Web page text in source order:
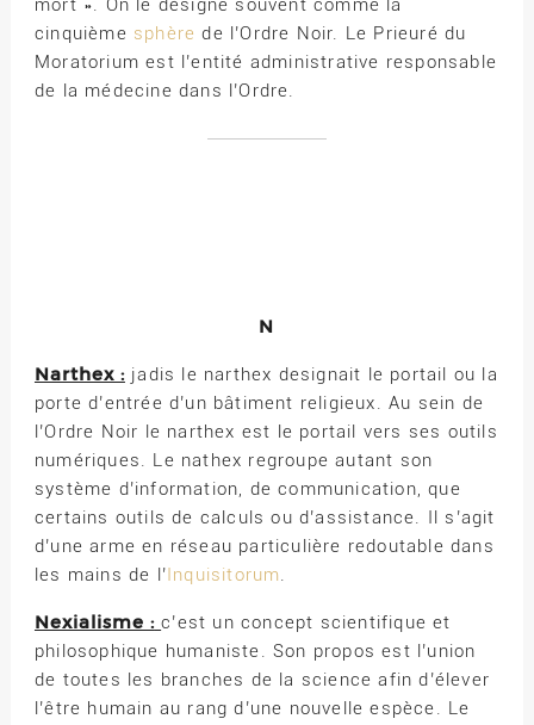
mort ». On le désigne souvent comme la
cinquième sphère de l’Ordre Noir. Le Prieuré du
Moratorium est l’entité administrative responsable
de la médecine dans l’Ordre.
N
Narthex :jadis le narthex designait le portail ou la
porte d’entrée d’un bâtiment religieux. Au sein de
l’Ordre Noir le narthex est le portail vers ses outils
numériques. Le nathex regroupe autant son
système d’information, de communication, que
certains outils de calculs ou d’assistance. Il s’agit
d’une arme en réseau particulière redoutable dans
les mains de l’Inquisitorum.
Nexialisme : c’est un concept scientifique et
philosophique humaniste. Son propos est l’union
de toutes les branches de la science afin d’élever
l’être humain au rang d’une nouvelle espèce. Le